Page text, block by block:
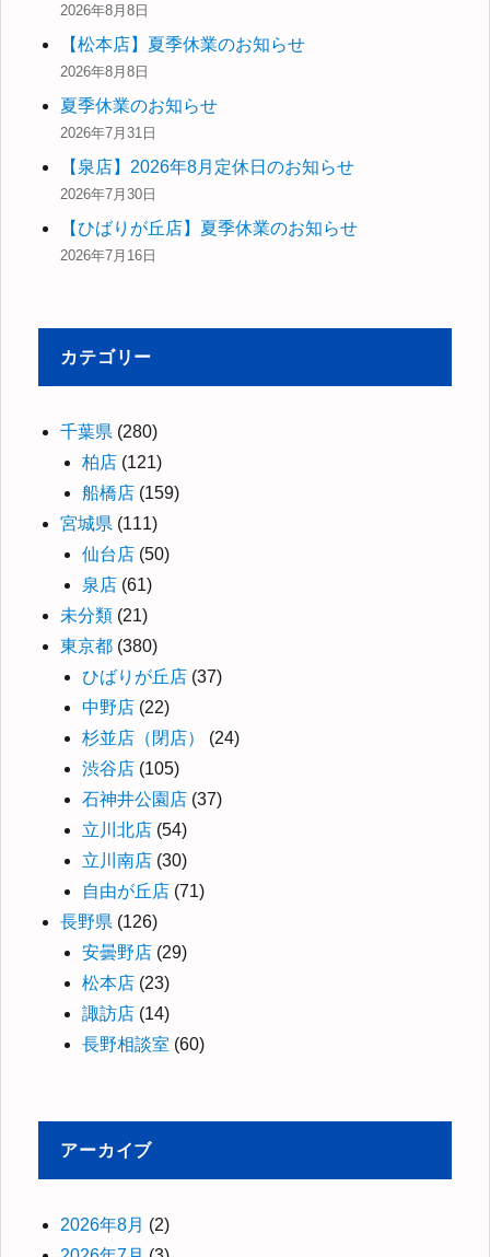
2026年8月8日
【松本店】夏季休業のお知らせ
2026年8月8日
夏季休業のお知らせ
2026年7月31日
【泉店】2026年8月定休日のお知らせ
2026年7月30日
【ひばりが丘店】夏季休業のお知らせ
2026年7月16日
カテゴリー
千葉県 (280)
柏店 (121)
船橋店 (159)
宮城県 (111)
仙台店 (50)
泉店 (61)
未分類 (21)
東京都 (380)
ひばりが丘店 (37)
中野店 (22)
杉並店（閉店）
(24)
渋谷店 (105)
石神井公園店 (37)
立川北店 (54)
立川南店 (30)
自由が丘店 (71)
長野県 (126)
安曇野店 (29)
松本店 (23)
諏訪店 (14)
長野相談室 (60)
アーカイブ
2026年8月 (2)